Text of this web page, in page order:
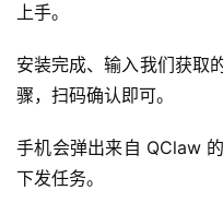
上手。
安装完成、输入我们获取
骤，扫码确认即可。
手机会弹出来自 QClaw
下发任务。